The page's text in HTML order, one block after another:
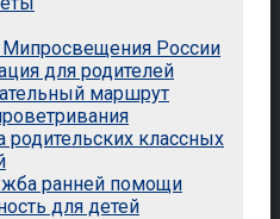
Мипросвещения России
для родителей
маршрут
родительских классных
ранней помощи
для детей